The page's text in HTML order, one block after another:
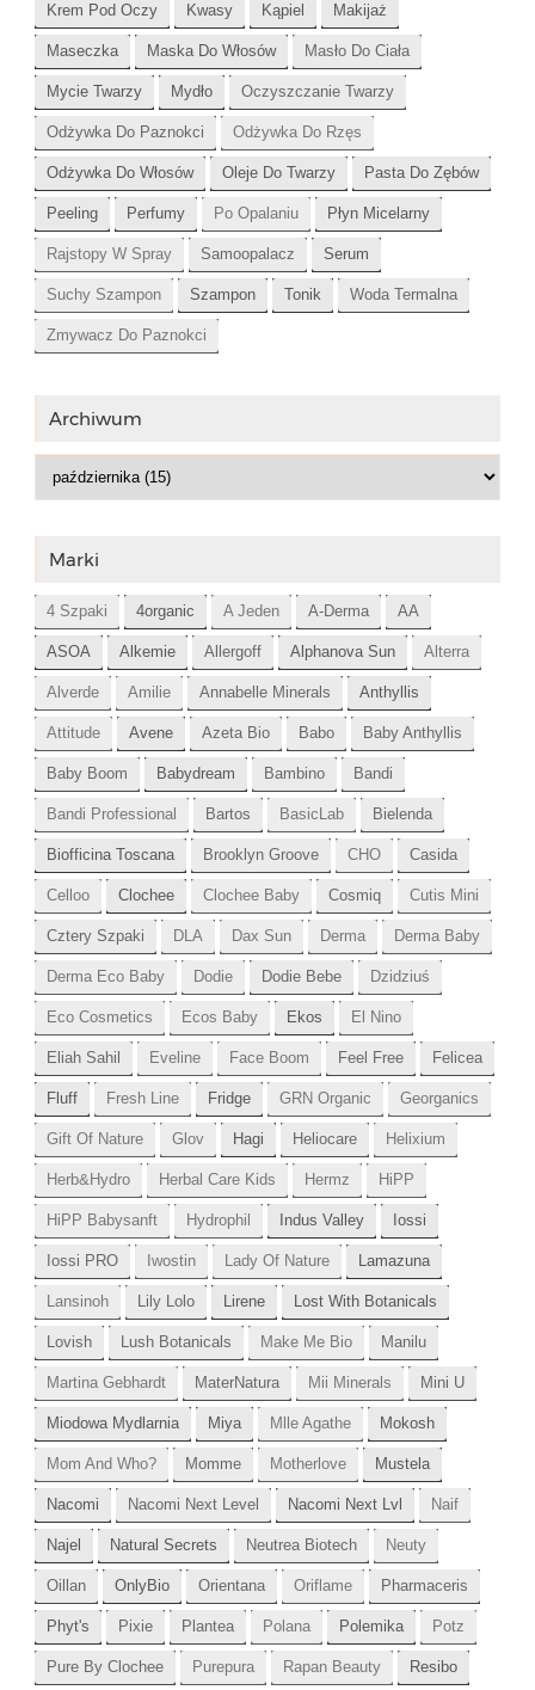
Krem Pod Oczy Kwasy Kąpiel Makijaż
Maseczka Maska Do Włosów Masło Do Ciała
Mycie Twarzy Mydło Oczyszczanie Twarzy
Odżywka Do Paznokci Odżywka Do Rzęs
Odżywka Do Włosów Oleje Do Twarzy Pasta Do Zębów
Peeling Perfumy Po Opalaniu Płyn Micelarny
Rajstopy W Spray Samoopalacz Serum
Suchy Szampon Szampon Tonik Woda Termalna
Zmywacz Do Paznokci
Archiwum
Marki
4 Szpaki 4organic A Jeden A-Derma AA
ASOA Alkemie Allergoff Alphanova Sun Alterra
Alverde Amilie Annabelle Minerals Anthyllis
Attitude Avene Azeta Bio Babo Baby Anthyllis
Baby Boom Babydream Bambino Bandi
Bandi Professional Bartos BasicLab Bielenda
Biofficina Toscana Brooklyn Groove CHO Casida
Celloo Clochee Clochee Baby Cosmiq Cutis Mini
Cztery Szpaki DLA Dax Sun Derma Derma Baby
Derma Eco Baby Dodie Dodie Bebe Dzidziuś
Eco Cosmetics Ecos Baby Ekos El Nino
Eliah Sahil Eveline Face Boom Feel Free Felicea
Fluff Fresh Line Fridge GRN Organic Georganics
Gift Of Nature Glov Hagi Heliocare Helixium
Herb&Hydro Herbal Care Kids Hermz HiPP
HiPP Babysanft Hydrophil Indus Valley Iossi
Iossi PRO Iwostin Lady Of Nature Lamazuna
Lansinoh Lily Lolo Lirene Lost With Botanicals
Lovish Lush Botanicals Make Me Bio Manilu
Martina Gebhardt MaterNatura Mii Minerals Mini U
Miodowa Mydlarnia Miya Mlle Agathe Mokosh
Mom And Who? Momme Motherlove Mustela
Nacomi Nacomi Next Level Nacomi Next Lvl Naif
Najel Natural Secrets Neutrea Biotech Neuty
Oillan OnlyBio Orientana Oriflame Pharmaceris
Phyt's Pixie Plantea Polana Polemika Potz
Pure By Clochee Purepura Rapan Beauty Resibo